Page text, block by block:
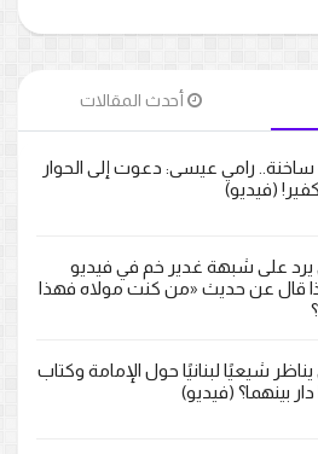
أحدث المقالات
ساخنة.. رامي عيسى: دعوت إلى الحوار
(فيديو)
على شبهة غدير خم في فيديو
قال عن حديث «من كنت مولاه فهذا
شيعيًا لبنانيًا حول الإمامة وكتاب
دار بينهما؟ (فيديو)